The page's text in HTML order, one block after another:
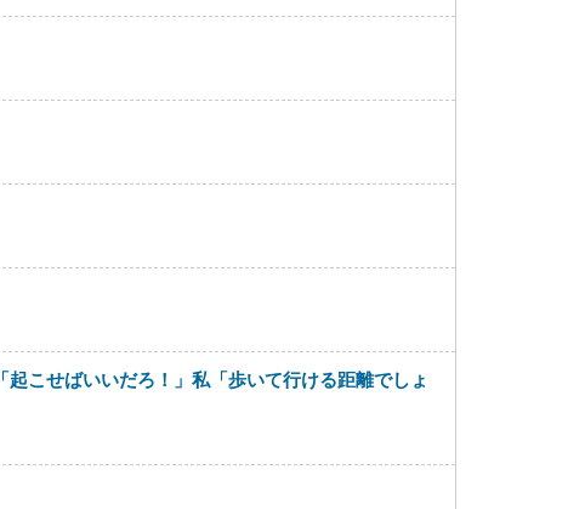
こせばいいだろ！」私「歩いて行ける距離でしょ